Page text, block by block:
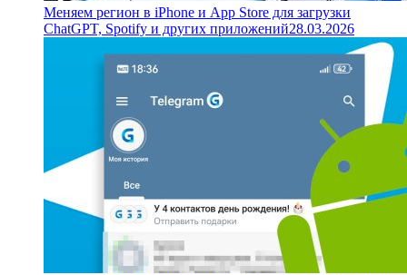
Меняем регион в iPhone и App Store для загрузки
ChatGPT, Spotify и других приложений28.03.2026